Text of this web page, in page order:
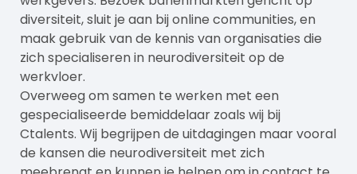
diversiteit, sluit je aan bij online communities, en
maak gebruik van de kennis van organisaties die
zich specialiseren in neurodiversiteit op de
werkvloer.
Overweeg om samen te werken met een
gespecialiseerde bemiddelaar zoals wij bij
Ctalents. Wij begrijpen de uitdagingen maar vooral
de kansen die neurodiversiteit met zich